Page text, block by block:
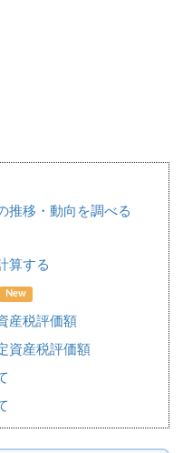
推移・動向を調べる
算する
New
産税評価額
資産税評価額